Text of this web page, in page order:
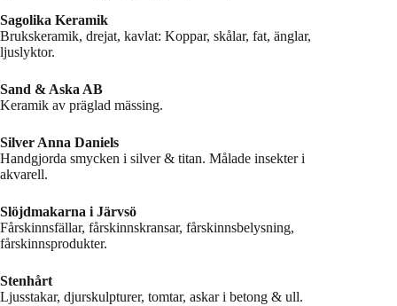
Sagolika Keramik
Brukskeramik, drejat, kavlat: Koppar, skålar, fat, änglar,
ljuslyktor.
Sand & Aska AB
Keramik av präglad mässing.
Silver Anna Daniels
Handgjorda smycken i silver & titan. Målade insekter i
akvarell.
Slöjdmakarna i Järvsö
Fårskinnsfällar, fårskinnskransar, fårskinnsbelysning,
fårskinnsprodukter.
Stenhårt
Ljusstakar, djurskulpturer, tomtar, askar i betong & ull.